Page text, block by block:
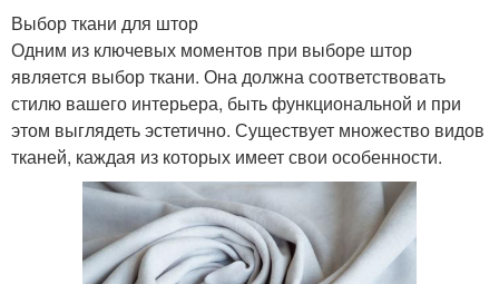
Выбор ткани для штор
Одним из ключевых моментов при выборе штор
является выбор ткани. Она должна соответствовать
стилю вашего интерьера, быть функциональной и при
этом выглядеть эстетично. Существует множество видов
тканей, каждая из которых имеет свои особенности.